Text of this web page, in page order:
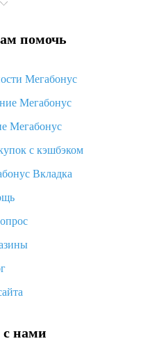
на Алиэкспресс и что
ввести паспортные
с Алиэкспресс
когда вернут деньги?
как их получить и
это за метод доставки и
на Алиэкспресс
товар с Алиэкспресс
помочь
Мегабонус
Мегабонус
Мегабонус
с кэшбэком
Вкладка
с нами